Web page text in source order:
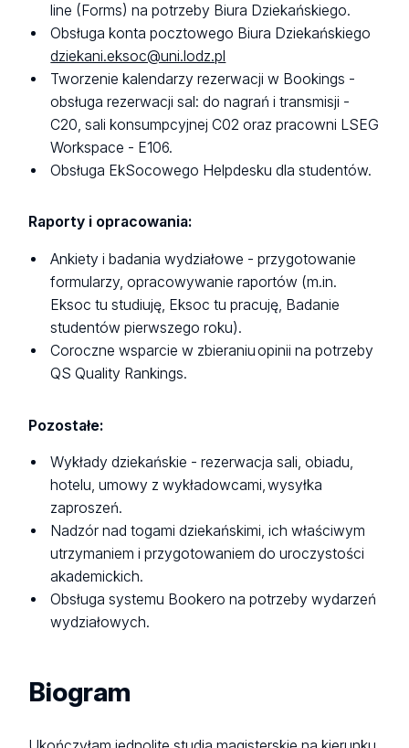
line (Forms) na potrzeby Biura Dziekańskiego.
Obsługa konta pocztowego Biura Dziekańskiego
dziekani.eksoc@uni.lodz.pl
Tworzenie kalendarzy rezerwacji w Bookings -
obsługa rezerwacji sal: do nagrań i transmisji -
C20, sali konsumpcyjnej C02 oraz pracowni LSEG
Workspace - E106.
Obsługa EkSocowego Helpdesku dla studentów.
Raporty i opracowania:
Ankiety i badania wydziałowe - przygotowanie
formularzy, opracowywanie raportów (m.in.
Eksoc tu studiuję, Eksoc tu pracuję, Badanie
studentów pierwszego roku).
Coroczne wsparcie w zbieraniu opinii na potrzeby
QS Quality Rankings.
Pozostałe:
Wykłady dziekańskie - rezerwacja sali, obiadu,
hotelu, umowy z wykładowcami, wysyłka
zaproszeń.
Nadzór nad togami dziekańskimi, ich właściwym
utrzymaniem i przygotowaniem do uroczystości
akademickich.
Obsługa systemu Bookero na potrzeby wydarzeń
wydziałowych.
Biogram